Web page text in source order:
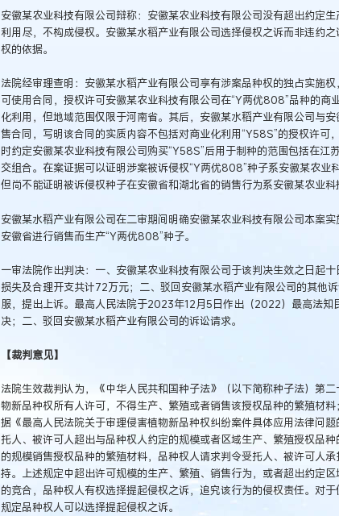
安徽某农业科技有限公司辩称：安徽某农业科技有限公司没有超出约定
利用尽，不构成侵权。安徽某水稻产业有限公司选择侵权之诉而非违约
权的依据。
法院经审理查明：安徽某水稻产业有限公司享有涉案品种权的独占实施
可使用合同，授权许可安徽某农业科技有限公司在“Y两优808”品种的商
化利用，但地域范围仅限于河南省。其后，安徽某水稻产业有限公司与
售合同，写明该合同的实质内容不包括对商业化利用“Y58S”的授权许可
时约定安徽某农业科技有限公司购买“Y58S”后用于制种的范围包括在江
交组合。在案证据可以证明涉案被诉侵权“Y两优808”种子系安徽某农业
但尚不能证明被诉侵权种子在安徽省和湖北省的销售行为系安徽某农业科
安徽某水稻产业有限公司在二审期间明确安徽某农业科技有限公司本案
安徽省进行销售而生产“Y两优808”种子。
一审法院作出判决：一、安徽某农业科技有限公司于该判决生效之日起
损失及合理开支共计72万元；二、驳回安徽某水稻产业有限公司的其他
服，提出上诉。最高人民法院于2023年12月5日作出（2022）最高法知
决；二、驳回安徽某水稻产业有限公司的诉讼请求。
【裁判意见】
法院生效裁判认为，《中华人民共和国种子法》（以下简称种子法）第
物新品种权所有人许可，不得生产、繁殖或者销售该授权品种的繁殖材
据《最高人民法院关于审理侵害植物新品种权纠纷案件具体应用法律问
托人、被许可人超出与品种权人约定的规模或者区域生产、繁殖授权品
的规模销售授权品种的繁殖材料，品种权人请求判令受托人、被许可人
持。上述规定中超出许可规模的生产、繁殖、销售行为，或者超出约定
的竞合，品种权人有权选择提起侵权之诉，追究该行为的侵权责任。对
规定品种权人可以选择提起侵权之诉。